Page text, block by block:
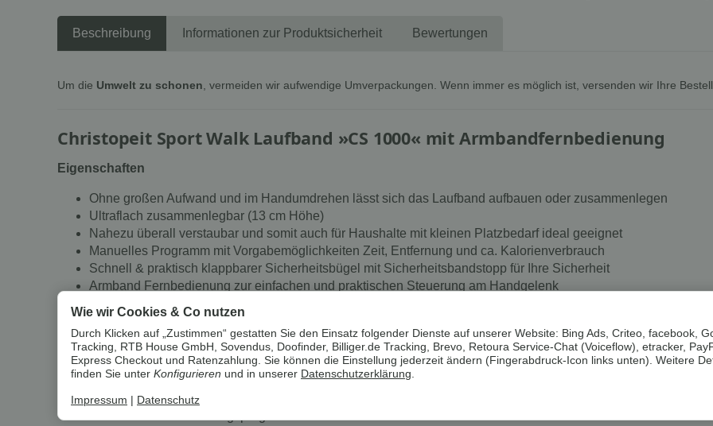
Beschreibung Informationen zur Produktsicherheit Bewertungen
Um die Umwelt zu schonen , vermeiden wir aufwendige Umverpackungen. Wenn immer es möglich ist, versenden wir Ihre
Christopeit Sport Walk Laufband »CS 1000« mit Armbandfernbedienung
Eigenschaften
Ohne großen Aufwand und im Handumdrehen lässt sich das Laufband aufbauen oder zusammenlegen
Ultraflach zusammenlegbar (13 cm Höhe)
Nahezu überall verstaubar und somit auch für Haushalte mit kleinen Platzbedarf ideal geeignet
Manuelles Programm mit Vorgabemöglichkeiten Zeit, Entfernung und ca. Kalorienverbrauch
Schnell & praktisch klappbarer Sicherheitsbügel mit Sicherheitsbandstopp für Ihre Sicherheit
Armband Fernbedienung zur einfachen und praktischen Steuerung am Handgelenk
Bluetooth Verbindung: Nein
Lautsprecher: Nein
Trainingsprogramme
Anzahl Trainingsprogramme: 6
Wie wir Cookies & Co nutzen
Durch Klicken auf „Zustimmen“ gestatten Sie den Einsatz folgender Dienste auf unserer Website: Bing Ads, Criteo, facebook,
Tracking, RTB House GmbH, Sovendus, Doofinder, Billiger.de Tracking, Brevo, Retoura Service-Chat (Voiceflow), etracker,
Express Checkout und Ratenzahlung. Sie können die Einstellung jederzeit ändern (Fingerabdruck-Icon links unten). Weitere
finden Sie unter Konfigurieren und in unserer Datenschutzerklärung.
Impressum Datenschutz